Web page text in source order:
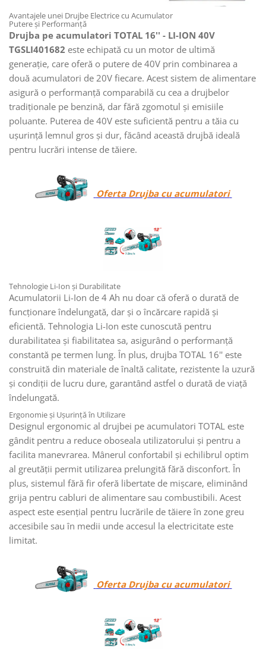
Avantajele unei Drujbe Electrice cu Acumulator
Putere și Performanță
Drujba pe acumulatori TOTAL 16'' - LI-ION 40V
TGSLI401682 este echipată cu un motor de ultimă
generație, care oferă o putere de 40V prin combinarea a
două acumulatori de 20V fiecare. Acest sistem de alimentare
asigură o performanță comparabilă cu cea a drujbelor
tradiționale pe benzină, dar fără zgomotul și emisiile
poluante. Puterea de 40V este suficientă pentru a tăia cu
ușurință lemnul gros și dur, făcând această drujbă ideală
pentru lucrări intense de tăiere.
Oferta Drujba cu acumulatori
Tehnologie Li-Ion și Durabilitate
Acumulatorii Li-Ion de 4 Ah nu doar că oferă o durată de
funcționare îndelungată, dar și o încărcare rapidă și
eficientă. Tehnologia Li-Ion este cunoscută pentru
durabilitatea și fiabilitatea sa, asigurând o performanță
constantă pe termen lung. În plus, drujba TOTAL 16'' este
construită din materiale de înaltă calitate, rezistente la uzură
și condiții de lucru dure, garantând astfel o durată de viață
îndelungată.
Ergonomie și Ușurință în Utilizare
Designul ergonomic al drujbei pe acumulatori TOTAL este
gândit pentru a reduce oboseala utilizatorului și pentru a
facilita manevrarea. Mânerul confortabil și echilibrul optim
al greutății permit utilizarea prelungită fără disconfort. În
plus, sistemul fără fir oferă libertate de mișcare, eliminând
grija pentru cabluri de alimentare sau combustibili. Acest
aspect este esențial pentru lucrările de tăiere în zone greu
accesibile sau în medii unde accesul la electricitate este
limitat.
Oferta Drujba cu acumulatori